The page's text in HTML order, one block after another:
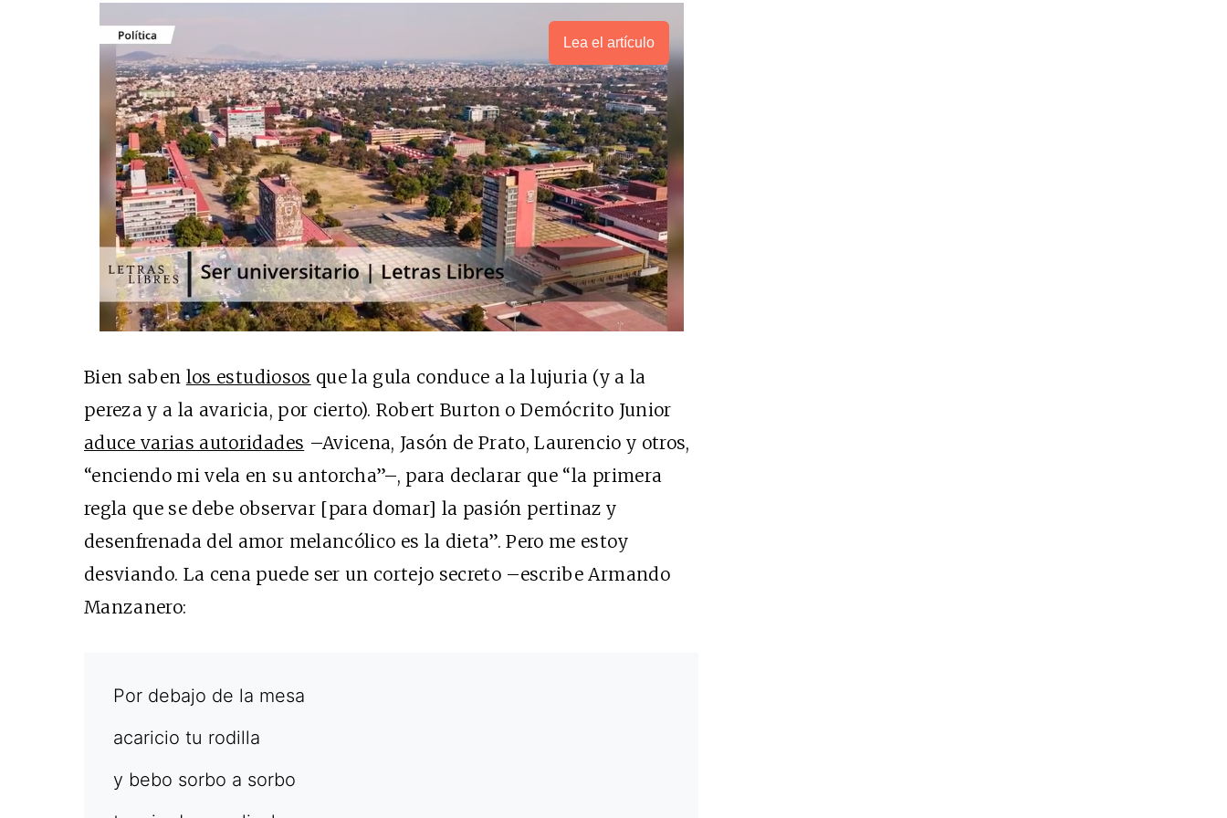
Lea el artículo
Bien saben los estudiosos que la gula conduce a la lujuria (y a la
pereza y a la avaricia, por cierto). Robert Burton o Demócrito Junior
aduce varias autoridades –Avicena, Jasón de Prato, Laurencio y otros,
“enciendo mi vela en su antorcha”–, para declarar que “la primera
regla que se debe observar [para domar] la pasión pertinaz y
desenfrenada del amor melancólico es la dieta”. Pero me estoy
desviando. La cena puede ser un cortejo secreto –escribe Armando
Manzanero:
Por debajo de la mesa
acaricio tu rodilla
y bebo sorbo a sorbo